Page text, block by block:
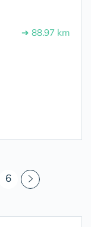
➔ 88.97 km
6